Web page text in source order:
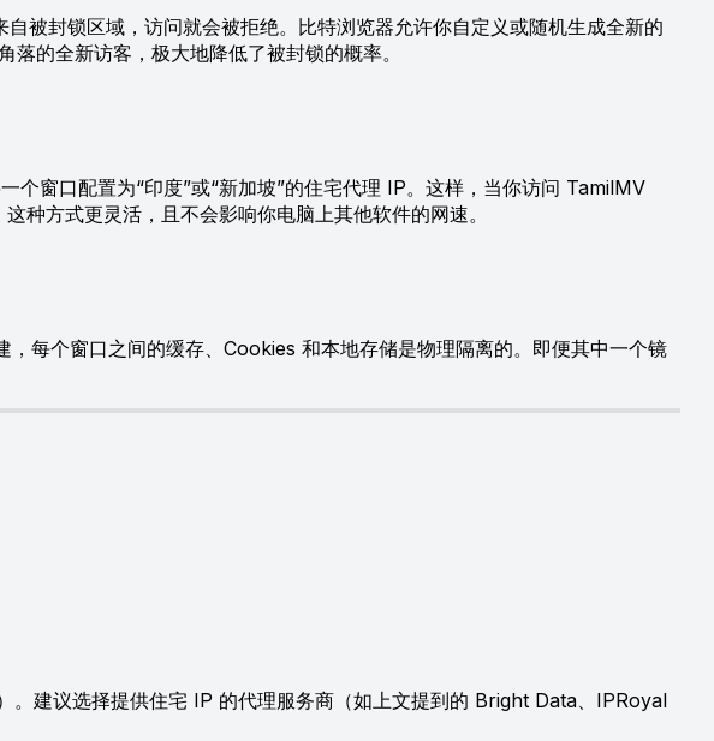
自被封锁区域，访问就会被拒绝。比特浏览器允许你自定义或随机生成全新的
的全新访客，极大地降低了被封锁的概率。
窗口配置为“印度”或“新加坡”的住宅代理 IP。这样，当你访问 TamilMV
种方式更灵活，且不会影响你电脑上其他软件的网速。
每个窗口之间的缓存、Cookies 和本地存储是物理隔离的。即便其中一个镜
建议选择提供住宅 IP 的代理服务商（如上文提到的 Bright Data、IPRoyal